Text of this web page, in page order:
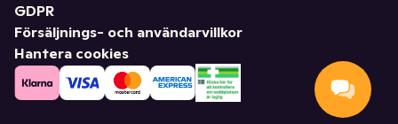
GDPR
Försäljnings- och användarvillkor
Hantera cookies